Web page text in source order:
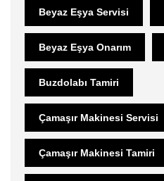
Beyaz Eşya Servisi
Beyaz Eşya Onarım
Buzdolabı Tamiri
Çamaşır Makinesi Servisi
Çamaşır Makinesi Tamiri